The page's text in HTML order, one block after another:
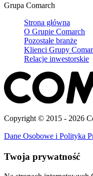
Grupa Comarch
Strona główna
O Grupie Comarch
Pozostałe branże
Klienci Grupy
Relacje inwestorskie
Copyright © 2015 - 2026
Dane Osobowe i Polityka
Twoja prywatność